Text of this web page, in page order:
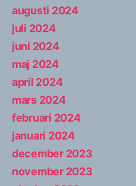
augusti 2024
juli 2024
juni 2024
maj 2024
april 2024
mars 2024
februari 2024
januari 2024
december 2023
november 2023